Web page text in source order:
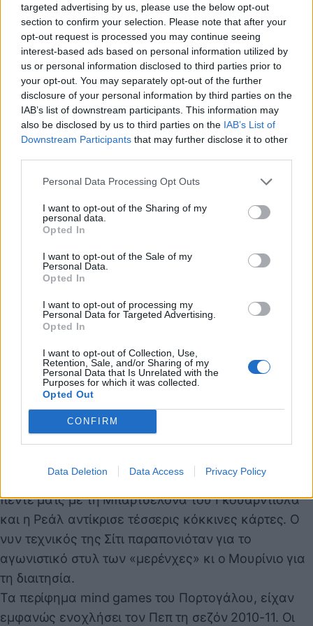
targeted advertising by us, please use the below opt-out
section to confirm your selection. Please note that after your
opt-out request is processed you may continue seeing
interest-based ads based on personal information utilized by
us or personal information disclosed to third parties prior to
your opt-out. You may separately opt-out of the further
disclosure of your personal information by third parties on the
IAB’s list of downstream participants. This information may
also be disclosed by us to third parties on the IAB’s List of
Downstream Participants that may further disclose it to other
Personal Data Processing Opt Outs
I want to opt-out of the Sharing of my
personal data.
Opted In
I want to opt-out of the Sale of my
Personal Data.
Opted In
I want to opt-out of processing my
Personal Data for Targeted Advertising.
Opted In
I want to opt-out of Collection, Use,
Retention, Sale, and/or Sharing of my
Personal Data that Is Unrelated with the
Purposes for which it was collected.
Opted Out
CONFIRM
Data Deletion Data Access Privacy Policy
προφανώς και μεγάλωσε όταν ήταν αντίπαλοι
στους πάγκους Μάντσεστερ Γιουνάιτεντ και
Λίβερπουλ κυρίως. Ο παλαίμαχος των «reds» είχε
τους τίτλους με το μέρος του αρχικά, αλλά
δυσκολευόταν απίστευτα να νικήσει τη Γιουνάιτεντ
του Σερ Άλεξ.
Συναντήθηκαν ξανά 20 χρόνια μετά, όταν
βρισκόταν σε εξέλιξη η εποχή των «κόκκινων
υπόβοσκαν την κόντρα. Η χαρακτηριστικότερη
όλων, η στιγμή που ο Νταλγκλίς είπε πως όταν μιλά
η κόρη του βγάζει περισσότερο νόημα απ’ τις
χρόνια όταν η Κέλι Νταλγκλίς μεγάλωσε, έφτασε
στο σημείο να πάρει συνέντευξη απ’ τον Σερ Άλεξ.
Γκουαρντιόλα-Μουρίνιο
Γνωριμία πολλών ετών πριν γίνει κόντρα στους
στην Μπαρτσελόνα, την εποχή που ο Πορτογάλος
είχε ρόλο μεταφραστή στους Καταλανούς. Η
«έκρηξη» των διαφωνιών, ήρθε τις ημέρες που ο
special one ήταν στη Ρεάλ Μαδρίτης. Αφού πρώτα
είχε αποκλείσει την Μπαρτσελόνα του Πεπ ως
Την πρώτη χρονιά του Ζοζέ στη Μαδρίτη, έγιναν
πέντε ματς με τη Μπαρτσελόνα του Γκουαρντιόλα
και η Ρεάλ αντίκρισε τέσσερις κόκκινες κάρτες. Ο
νυν τεχνικός της Σίτι παραπονιόταν για το
αγωνιστικό στυλ των «μερένχες» κι ο Μουρίνιο για
τη διαιτησία.
Τα περίφημα mind games του Πορτογάλου, είχαν
εμφανώς ενοχλήσει τον Πεπ τη σεζόν 2010-11. Οι